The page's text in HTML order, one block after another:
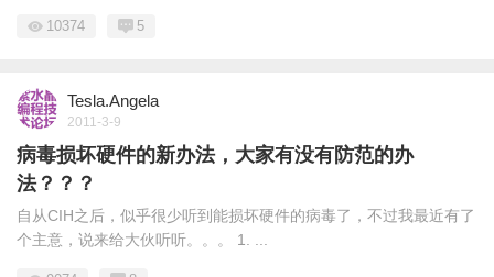
10374 5
Tesla.Angela
2011-3-9
病毒损坏硬件的新办法，大家有没有防范的办
法？？？
自从CIH之后，似乎很少听到能损坏硬件的病毒了，不过我最近有了
个主意，说来给大伙听听。。。 1. ...